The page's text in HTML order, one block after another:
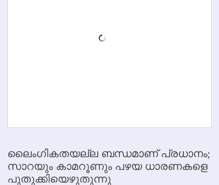
ലൈംഗികതയല്ല ബന്ധമാണ് പ്രധാനം;
സാറയും കാമറൂണും പഴയ ധാരണകളെ
പുതുക്കിയെഴുതുന്നു